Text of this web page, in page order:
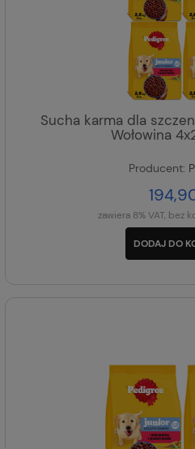
Sucha karma dla
Wołowina
Producent:
zawiera 8% VAT, bez
DODAJ DO